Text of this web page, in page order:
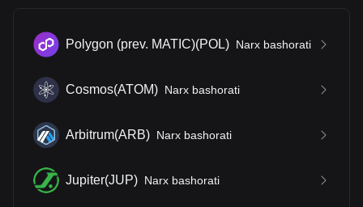
Polygon (prev. MATIC)(POL) Narx bashorati
Cosmos(ATOM) Narx bashorati
Arbitrum(ARB) Narx bashorati
Jupiter(JUP) Narx bashorati